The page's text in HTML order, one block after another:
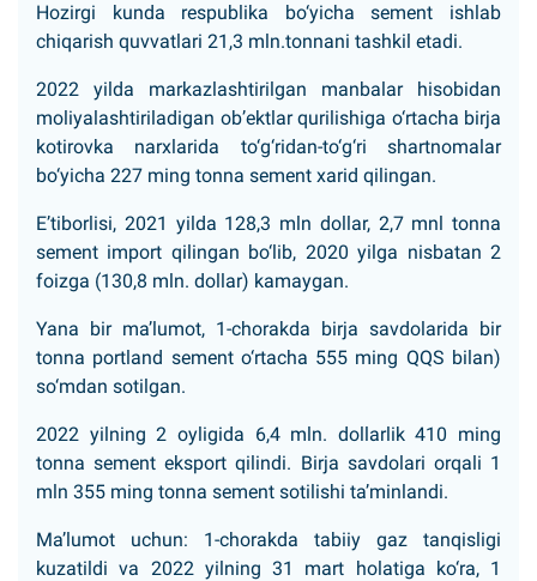
Hozirgi kunda respublika bo‘yicha sement ishlab
chiqarish quvvatlari 21,3 mln.tonnani tashkil etadi.
2022 yilda markazlashtirilgan manbalar hisobidan
moliyalashtiriladigan ob’ektlar qurilishiga o‘rtacha birja
kotirovka narxlarida to‘g‘ridan-to‘g‘ri shartnomalar
bo‘yicha 227 ming tonna sement xarid qilingan.
E’tiborlisi, 2021 yilda 128,3 mln dollar, 2,7 mnl tonna
sement import qilingan bo‘lib, 2020 yilga nisbatan 2
foizga (130,8 mln. dollar) kamaygan.
Yana bir ma’lumot, 1-chorakda birja savdolarida bir
tonna portland sement o‘rtacha 555 ming QQS bilan)
so‘mdan sotilgan.
2022 yilning 2 oyligida 6,4 mln. dollarlik 410 ming
tonna sement eksport qilindi. Birja savdolari orqali 1
mln 355 ming tonna sement sotilishi ta’minlandi.
Ma’lumot uchun: 1-chorakda tabiiy gaz tanqisligi
kuzatildi va 2022 yilning 31 mart holatiga ko‘ra, 1